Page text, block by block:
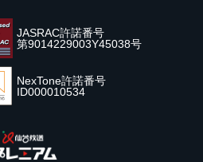
JASRAC許諾番号
第9014229003Y45038号
NexTone許諾番号
ID000010534